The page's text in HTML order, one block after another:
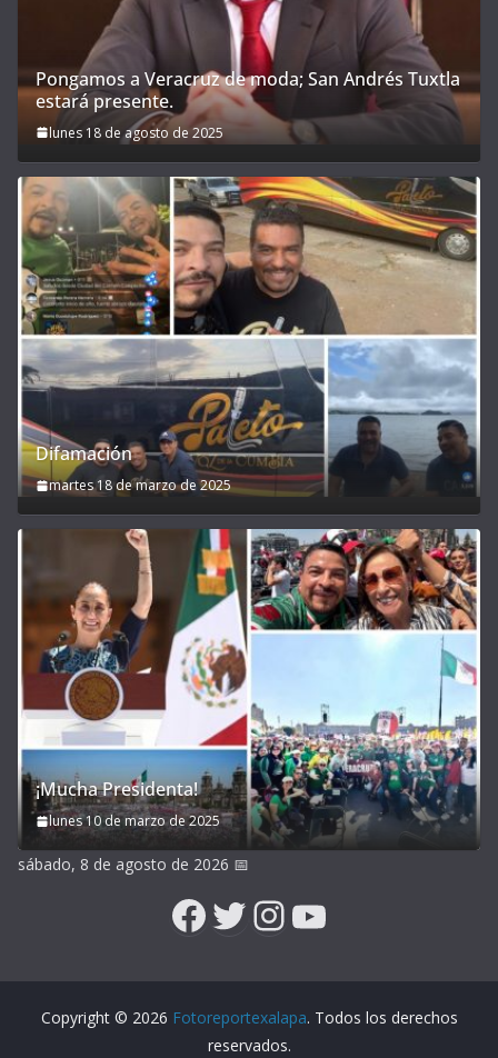
Pongamos a Veracruz de moda; San Andrés Tuxtla
estará presente.
lunes 18 de agosto de 2025
Difamación
martes 18 de marzo de 2025
¡Mucha Presidenta!
lunes 10 de marzo de 2025
sábado, 8 de agosto de 2026 📅
Facebook
Twitter
Instagram
YouTube
Copyright © 2026 Fotoreportexalapa. Todos los derechos
reservados.